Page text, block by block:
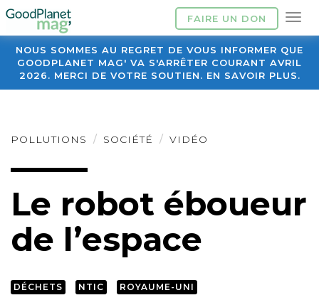
FAIRE UN DON
NOUS SOMMES AU REGRET DE VOUS INFORMER QUE
GOODPLANET MAG' VA S'ARRÊTER COURANT AVRIL
2026. MERCI DE VOTRE SOUTIEN. EN SAVOIR PLUS.
POLLUTIONS SOCIÉTÉ VIDÉO
Le robot éboueur
de l’espace
DÉCHETS NTIC ROYAUME-UNI